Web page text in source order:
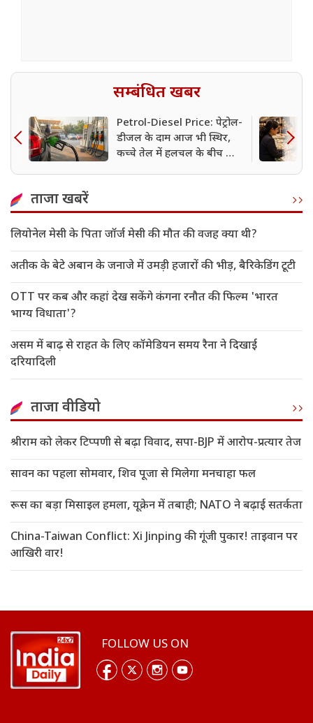
सम्बंधित खबर
Petrol-Diesel Price: पेट्रोल-
डीजल के दाम आज भी स्थिर,
कच्चे तेल में हलचल के बीच जानें
ताजा खबरें
लियोनेल मेसी के पिता जॉर्ज मेसी की मौत की वजह क्या थी?
अतीक के बेटे अबान के जनाजे में उमड़ी हजारों की भीड़, बैरिकेडिंग टूटी
OTT पर कब और कहां देख सकेंगे कंगना रनौत की फिल्म 'भारत
भाग्य विधाता'?
असम में बाढ़ से राहत के लिए कॉमेडियन समय रैना ने दिखाई
दरियादिली
ताजा वीडियो
श्रीराम को लेकर टिप्पणी से बढ़ा विवाद, सपा-BJP में आरोप-प्रत्यार तेज
सावन का पहला सोमवार, शिव पूजा से मिलेगा मनचाहा फल
रूस का बड़ा मिसाइल हमला, यूक्रेन में तबाही; NATO ने बढ़ाई सतर्कता
China-Taiwan Conflict: Xi Jinping की गूंजी पुकार! ताइवान पर
आखिरी वार!
FOLLOW US ON